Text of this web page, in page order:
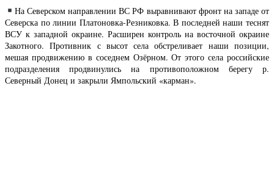
На Северском направлении ВС РФ выравнивают фронт на западе от
Северска по линии Платоновка-Резниковка. В последней наши теснят
ВСУ к западной окраине. Расширен контроль на восточной окраине
Закотного. Противник с высот села обстреливает наши позиции,
мешая продвижению в соседнем Озёрном. От этого села российские
подразделения продвинулись на противоположном берегу р.
Северный Донец и закрыли Ямпольский «карман».